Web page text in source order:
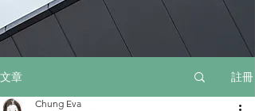
文章 註冊
Chung Eva